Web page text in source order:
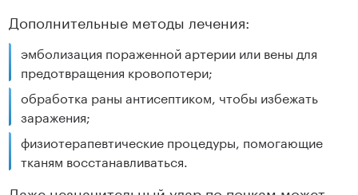
Дополнительные методы лечения:
эмболизация пораженной артерии или вены для
предотвращения кровопотери;
обработка раны антисептиком, чтобы избежать
заражения;
физиотерапевтические процедуры, помогающие
тканям восстанавливаться.